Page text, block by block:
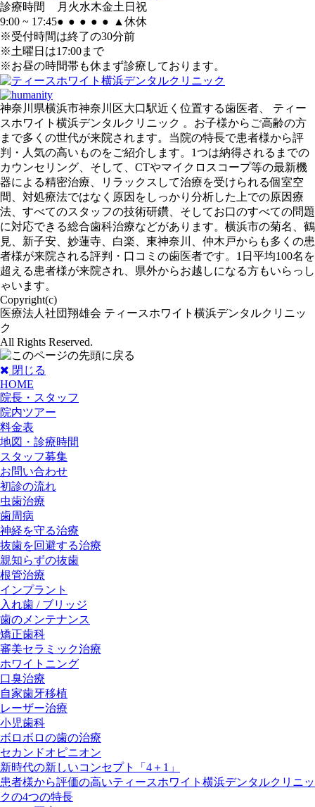
診療時間 月 火水木金土 日 祝
9:00 ~ 17:45● ● ● ● ● ▲ 休休
※受付時間は終了の30分前
※土曜日は17:00まで
※お昼の時間帯も休まず診療しております。
神奈川県横浜市神奈川区大口駅近く位置する歯医者、 ティー
スホワイト横浜デンタルクリニック 。お子様からご高齢の方
まで多くの世代が来院されます。当院の特長で患者様から評
判・人気の高いものをご紹介します。1つは納得されるまでの
カウンセリング、そして、CTやマイクロスコープ等の最新機
器による精密治療、リラックスして治療を受けられる個室空
間、対処療法ではなく原因をしっかり分析した上での原因療
法、すべてのスタッフの技術研鑽、そしてお口のすべての問題
に対応できる総合歯科治療などがあります。横浜市の菊名、鶴
見、新子安、妙蓮寺、白楽、東神奈川、仲木戸からも多くの患
者様が来院される評判・口コミの歯医者です。1日平均100名を
超える患者様が来院され、県外からお越しになる方もいらっし
ゃいます。
Copyright(c)
医療法人社団翔雄会 ティースホワイト横浜デンタルクリニッ
ク
All Rights Reserved.
閉じる
HOME
院長・スタッフ
院内ツアー
料金表
地図・診療時間
スタッフ募集
お問い合わせ
初診の流れ
虫歯治療
歯周病
神経を守る治療
抜歯を回避する治療
親知らずの抜歯
根管治療
インプラント
入れ歯 / ブリッジ
歯のメンテナンス
矯正歯科
審美セラミック治療
ホワイトニング
口臭治療
自家歯牙移植
レーザー治療
小児歯科
ボロボロの歯の治療
セカンドオピニオン
新時代の新しいコンセプト「4＋1」
患者様から評価の高いティースホワイト横浜デンタルクリニッ
クの4つの特長